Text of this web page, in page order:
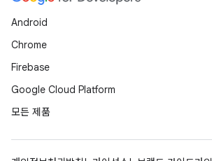
Android
Chrome
Firebase
Google Cloud Platform
모든 제품